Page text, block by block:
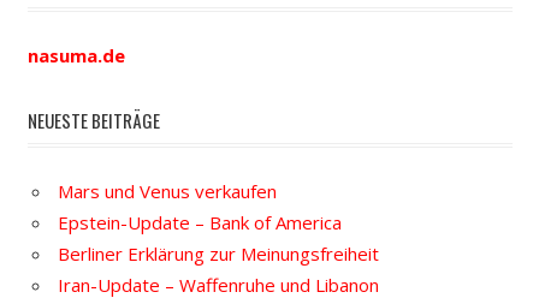
nasuma.de
NEUESTE BEITRÄGE
Mars und Venus verkaufen
Epstein-Update – Bank of America
Berliner Erklärung zur Meinungsfreiheit
Iran-Update – Waffenruhe und Libanon